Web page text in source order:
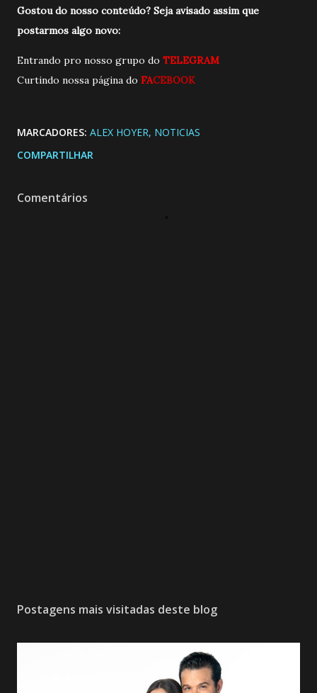
Gostou do nosso conteúdo? Seja avisado assim que
postarmos algo novo:
Entrando pro nosso grupo do TELEGRAM
Curtindo nossa página do FACEBOOK
MARCADORES: ALEX HOYER NOTICIAS
COMPARTILHAR
Comentários
Postagens mais visitadas deste blog